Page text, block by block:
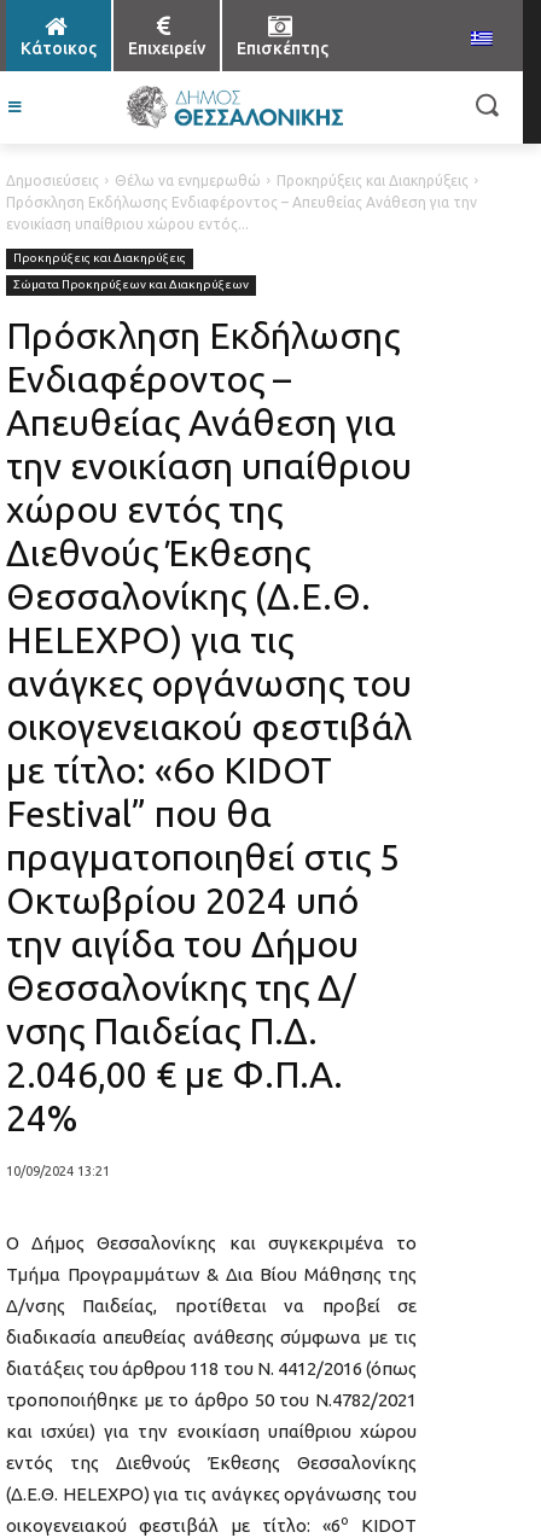
Κάτοικος Επιχειρείν Επισκέπτης
Δημοσιεύσεις Θέλω να ενημερωθώ
Προκηρύξεις και Διακηρύξεις
Πρόσκληση Εκδήλωσης Ενδιαφέροντος – Απευθείας Ανάθεση για την
ενοικίαση υπαίθριου χώρου εντός...
Προκηρύξεις και Διακηρύξεις
Σώματα Προκηρύξεων και Διακηρύξεων
Πρόσκληση Εκδήλωσης
Ενδιαφέροντος –
Απευθείας Ανάθεση για
την ενοικίαση υπαίθριου
χώρου εντός της
Διεθνούς Έκθεσης
Θεσσαλονίκης (Δ.Ε.Θ.
HELEXPO) για τις
ανάγκες οργάνωσης του
οικογενειακού φεστιβάλ
με τίτλο: «6ο KIDOT
Festival” που θα
πραγματοποιηθεί στις 5
Οκτωβρίου 2024 υπό
την αιγίδα του Δήμου
Θεσσαλονίκης της Δ/
νσης Παιδείας Π.Δ.
2.046,00 € με Φ.Π.Α.
24%
10/09/2024 13:21
Ο Δήμος Θεσσαλονίκης και συγκεκριμένα το
Τμήμα Προγραμμάτων & Δια Βίου Μάθησης της
Δ/νσης Παιδείας, προτίθεται να προβεί σε
διαδικασία απευθείας ανάθεσης σύμφωνα με τις
διατάξεις του άρθρου 118 του Ν. 4412/2016 (όπως
τροποποιήθηκε με το άρθρο 50 του Ν.4782/2021
και ισχύει) για την ενοικίαση υπαίθριου χώρου
εντός της Διεθνούς Έκθεσης Θεσσαλονίκης
(Δ.Ε.Θ. HELEXPO) για τις ανάγκες οργάνωσης του
οικογενειακού φεστιβάλ με τίτλο: «6ο
KIDOT